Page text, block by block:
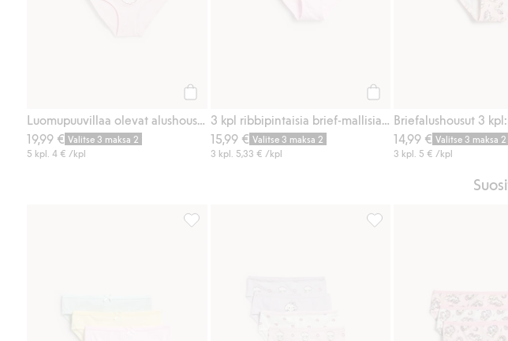
Luomupuuvillaa olevat alushousut, 5-pack
19,99 € Valitse 3 maksa 2
5 kpl. 4 € /kpl
3 kpl ribbipintaisia brief-mallisia alushousuja
15,99 € Valitse 3 maksa 2
3 kpl. 5,33 € /kpl
Briefalushousut 3
14,99 € Valitse 3 maksa 2
3 kpl. 5 € /kpl